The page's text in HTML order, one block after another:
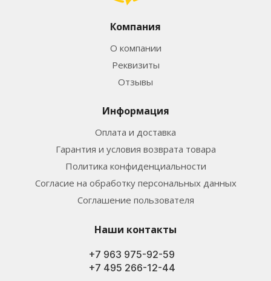
Компания
О компании
Реквизиты
Отзывы
Информация
Оплата и доставка
Гарантия и условия возврата товара
Политика конфиденциальности
Согласие на обработку персональных данных
Соглашение пользователя
Наши контакты
+7 495 266-12-44
+7 963 975-92-59